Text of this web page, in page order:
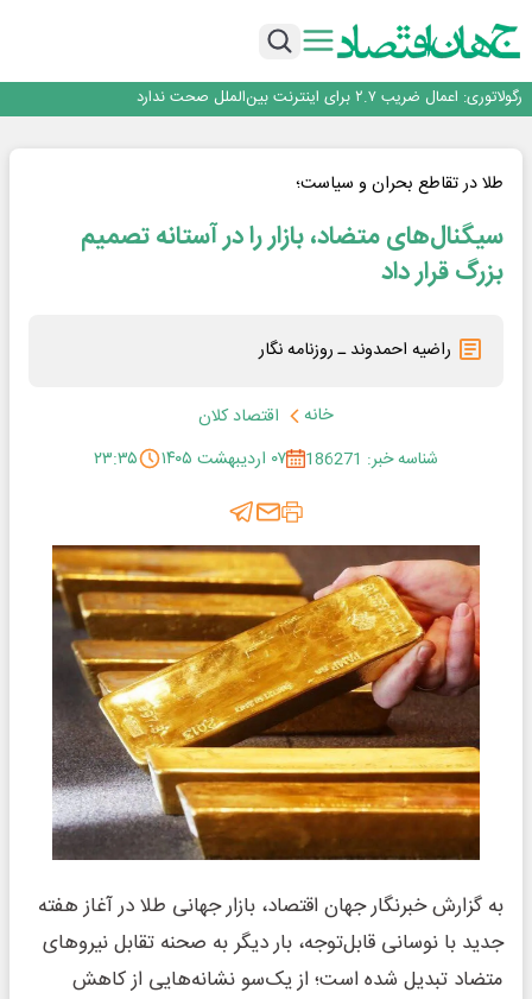
یک اشتباه کلاد، تمام اطلاعات کاربر را به باد داد
رگولاتوری: اعمال ضریب ۲.۷ برای اینترنت بین‌الملل صحت ندارد
با تقاضای برق ناپایدار هوش مصنوعی خودزنی می‌کند
یک اشتباه کلاد، تمام اطلاعات کاربر را به باد داد
طلا در تقاطع بحران و سیاست؛
سیگنال‌های متضاد، بازار را در آستانه تصمیم
بزرگ قرار داد
راضیه احمدوند ـ روزنامه نگار
خانه
اقتصاد کلان
شناسه خبر: 186271
۰۷ اردیبهشت ۱۴۰۵ ۲۳:۳۵
به گزارش خبرنگار جهان اقتصاد، بازار جهانی طلا در آغاز هفته
جدید با نوسانی قابل‌توجه، بار دیگر به صحنه تقابل نیروهای
متضاد تبدیل شده است؛ از یک‌سو نشانه‌هایی از کاهش